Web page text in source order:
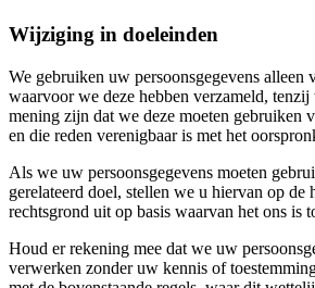
Wijziging in doeleinden
We gebruiken uw persoonsgegevens alleen
waarvoor we deze hebben verzameld,
mening zijn dat we deze moeten gebruiken
en die reden verenigbaar is met het
Als we uw persoonsgegevens moeten
gerelateerd doel, stellen we u hiervan op de
rechtsgrond uit op basis waarvan het ons is
Houd er rekening mee dat we uw
verwerken zonder uw kennis of